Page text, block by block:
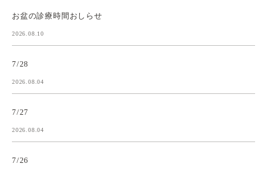
お盆の診療時間おしらせ
2026.08.10
7/28
2026.08.04
7/27
2026.08.04
7/26